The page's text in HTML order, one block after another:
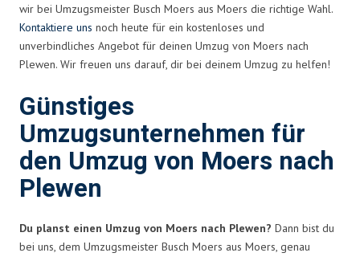
wir bei Umzugsmeister Busch Moers aus Moers die richtige Wahl.
Kontaktiere uns noch heute für ein kostenloses und
unverbindliches Angebot für deinen Umzug von Moers nach
Plewen. Wir freuen uns darauf, dir bei deinem Umzug zu helfen!
Günstiges
Umzugsunternehmen für
den Umzug von Moers nach
Plewen
Du planst einen Umzug von Moers nach Plewen? Dann bist du
bei uns, dem Umzugsmeister Busch Moers aus Moers, genau